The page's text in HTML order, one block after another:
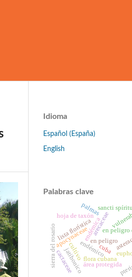
Idioma
Español (España)
English
Palabras clave
endémico
flora cubana
en peligro
endémicaen peligro
apocynaceae
arecaceae
cultivo
jatibonico
sancti
área protegida
lista florística
sierra del rosario
hoja de taxón
cactaceae
palmas
cuba